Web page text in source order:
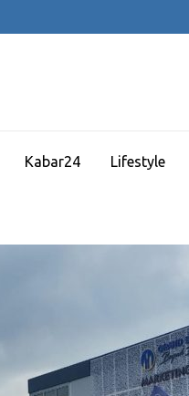
Kabar24 Lifestyle